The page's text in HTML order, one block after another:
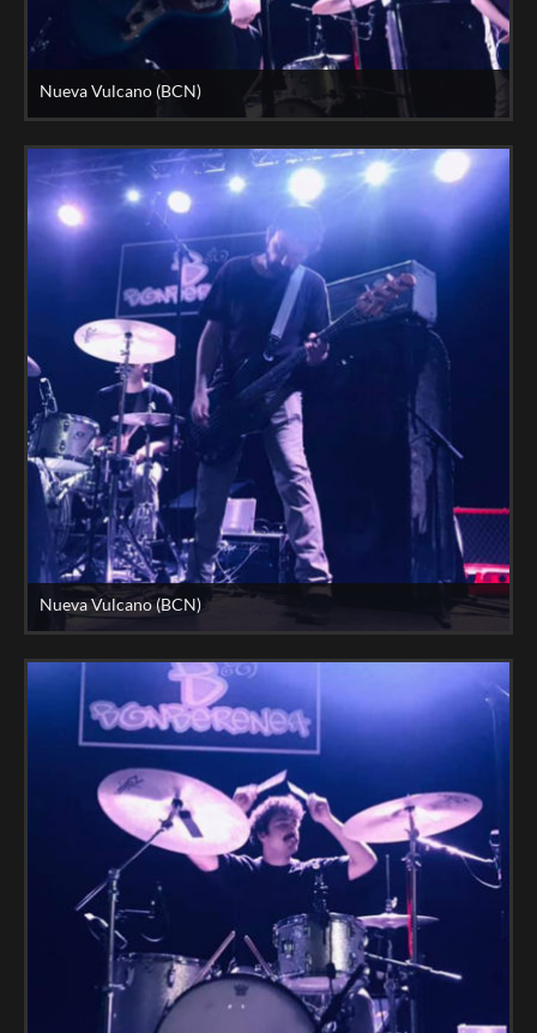
Nueva Vulcano (BCN)
Nueva Vulcano (BCN)